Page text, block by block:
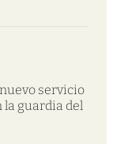
servicio
la guardia del